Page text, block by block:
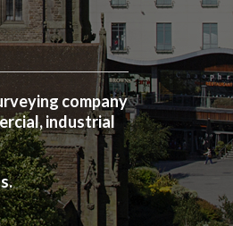
company
industrial